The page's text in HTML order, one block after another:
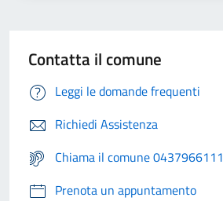
Contatta il comune
Leggi le domande frequenti
Richiedi Assistenza
Chiama il comune 0437966111
Prenota un appuntamento